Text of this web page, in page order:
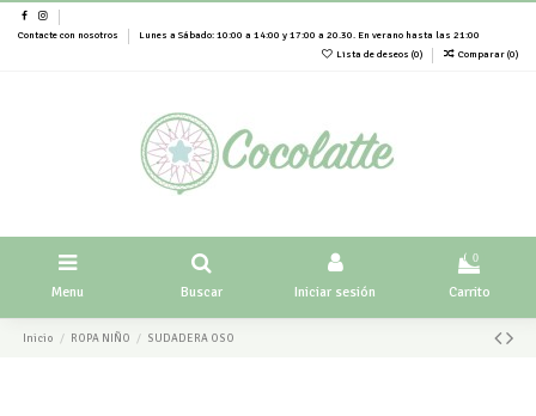
Contacte con nosotros
Lunes a Sábado: 10:00 a 14:00 y 17:00 a 20.30. En verano hasta las 21:00
Lista de deseos (0) Comparar (0)
Menu Buscar Iniciar sesión
0
Carrito
Inicio ROPA NIÑO SUDADERA OSO